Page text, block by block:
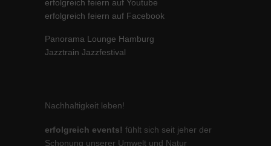
erfolgreich feiern auf Youtube
erfolgreich feiern auf Facebook
Panorama Lounge Hamburg
Jazztrain Jazzfestival
Nachhaltigkeit leben!
erfolgreich events! fühlt sich seit jeher der
Schonung unserer Umwelt und Natur